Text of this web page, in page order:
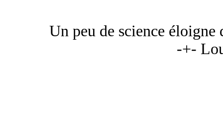
Un peu de science éloigne
-+-